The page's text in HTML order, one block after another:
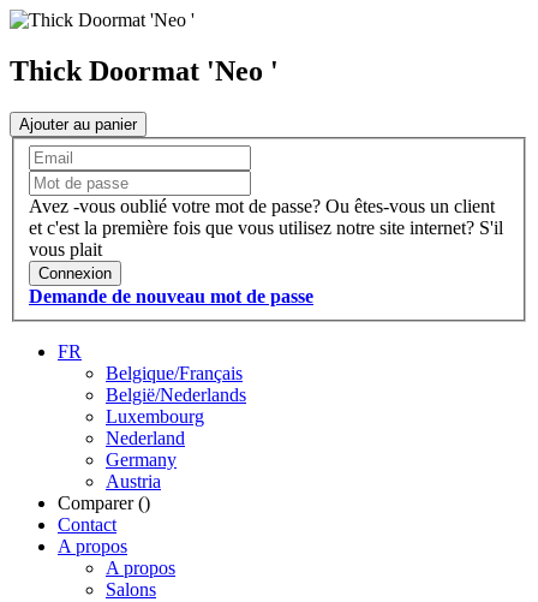
Thick Doormat 'Neo '
Ajouter au panier
Avez -vous oublié votre mot de passe? Ou êtes-vous un client
et c'est la première fois que vous utilisez notre site internet? S'il
vous plait
Connexion
Demande de nouveau mot de passe
FR
Belgique/Français
België/Nederlands
Luxembourg
Nederland
Germany
Austria
Comparer ()
Contact
A propos
A propos
Salons